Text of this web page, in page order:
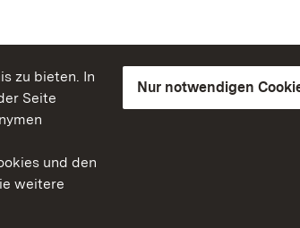
zu bieten. In
Seite
und den
weitere
Nur notwendigen